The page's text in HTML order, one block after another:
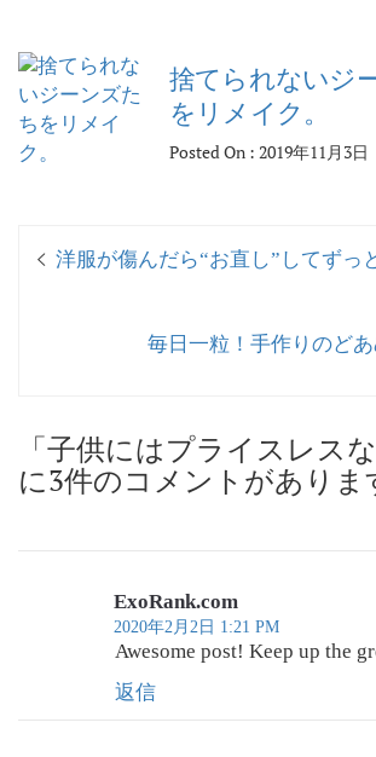
捨てられないジ
をリメイク。
Posted On : 2019年11月3日
投
稿
ー
シ
過
洋服が傷んだら“お直し”してずっ
次
毎日一粒！手作りのど
「子供にはプライスレス
に3件のコメントがありま
ExoRank.com
2020年2月2日 1:21 PM
Awesome post! Keep up the
返信